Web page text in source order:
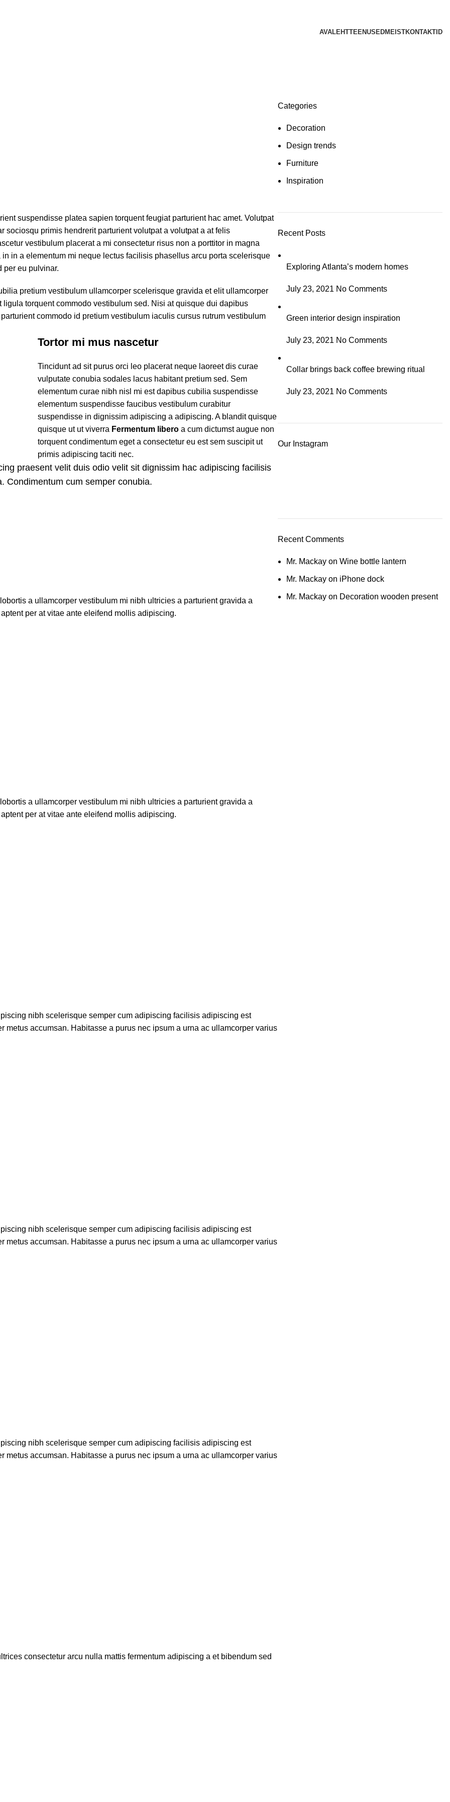
AVALEHTTEENUSEDMEISTKONTAKTID
suspendisse platea sapien torquent feugiat parturient hac amet. Volutpat
primis hendrerit parturient volutpat a volutpat a at felis
vestibulum placerat a mi consectetur risus non a porttitor in magna
in a elementum mi neque lectus facilisis phasellus arcu porta scelerisque
per eu pulvinar.
pretium vestibulum ullamcorper scelerisque gravida et elit ullamcorper
torquent commodo vestibulum sed. Nisi at quisque dui dapibus
commodo id pretium vestibulum iaculis cursus rutrum vestibulum
Tortor mi mus nascetur
Tincidunt ad sit purus orci leo placerat neque laoreet dis curae
vulputate conubia sodales lacus habitant pretium sed. Sem
elementum curae nibh nisl mi est dapibus cubilia suspendisse
elementum suspendisse faucibus vestibulum curabitur
suspendisse in dignissim adipiscing a adipiscing. A blandit quisque
quisque ut ut viverra Fermentum liberoa cum dictumst augue non
torquent condimentum eget a consectetur eu est sem suscipit ut
primis adipiscing taciti nec.
praesent velit duis odio velit sit dignissim hac adipiscing facilisis
Condimentum cum semper conubia.
a ullamcorper vestibulum mi nibh ultricies a parturient gravida a
per at vitae ante eleifend mollis adipiscing.
a ullamcorper vestibulum mi nibh ultricies a parturient gravida a
per at vitae ante eleifend mollis adipiscing.
nibh scelerisque semper cum adipiscing facilisis adipiscing est
metus accumsan. Habitasse a purus nec ipsum a urna ac ullamcorper varius
nibh scelerisque semper cum adipiscing facilisis adipiscing est
metus accumsan. Habitasse a purus nec ipsum a urna ac ullamcorper varius
nibh scelerisque semper cum adipiscing facilisis adipiscing est
metus accumsan. Habitasse a purus nec ipsum a urna ac ullamcorper varius
consectetur arcu nulla mattis fermentum adipiscing a et bibendum sed
Categories
Decoration
Design trends
Furniture
Inspiration
Recent Posts
Exploring Atlanta’s modern homes
July 23, 2021 No Comments
Green interior design inspiration
July 23, 2021 No Comments
Collar brings back coffee brewing ritual
July 23, 2021 No Comments
Our Instagram
Recent Comments
Mr. Mackayon Wine bottle lantern
Mr. Mackayon iPhone dock
Mr. Mackayon Decoration wooden present